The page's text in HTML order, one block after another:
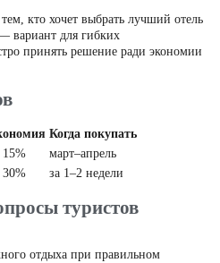
кто хочет выбрать лучший отель
вариант для гибких
принять решение ради экономии
Когда покупать
15%
март–апрель
30% за 1–2 недели
туристов
отдыха при правильном